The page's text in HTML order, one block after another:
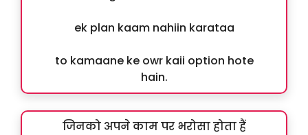
ek plan kaam nahiin karataa
to kamaane ke owr kaii option hote
hain.
जिनको अपने काम पर भरोसा होता हैं